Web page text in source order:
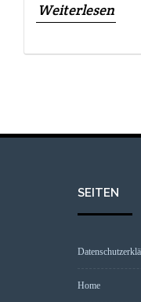
Weiterlesen
SEITEN
Home